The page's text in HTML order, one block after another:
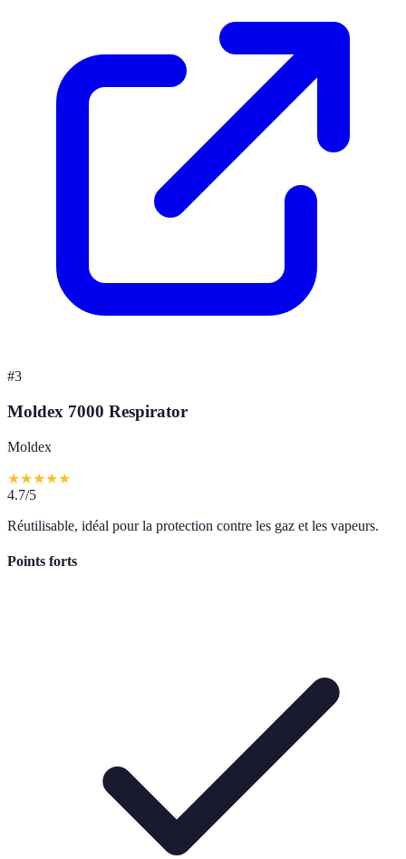
#3
Moldex 7000 Respirator
Moldex
★★★★★
4.7/5
Réutilisable, idéal pour la protection contre les gaz et les vapeurs.
Points forts